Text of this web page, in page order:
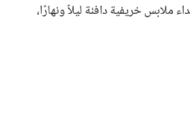
ملابس خريفية دافئة ليلاً ونهارًا،